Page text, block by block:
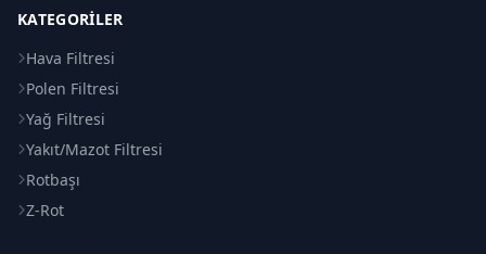
KATEGORILER
Hava Filtresi
Polen Filtresi
Yağ Filtresi
Yakıt/Mazot Filtresi
Rotbaşı
Z-Rot